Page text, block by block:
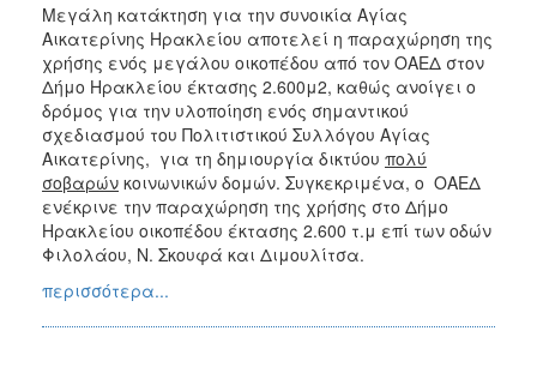
Μεγάλη κατάκτηση για την συνοικία Αγίας
Αικατερίνης Ηρακλείου αποτελεί η παραχώρηση της
χρήσης ενός μεγάλου οικοπέδου από τον ΟΑΕΔ στον
Δήμο Ηρακλείου έκτασης 2.600μ2, καθώς ανοίγει ο
δρόμος για την υλοποίηση ενός σημαντικού
σχεδιασμού του Πολιτιστικού Συλλόγου Αγίας
Αικατερίνης, για τη δημιουργία δικτύου πολύ
σοβαρών κοινωνικών δομών. Συγκεκριμένα, ο ΟΑΕΔ
ενέκρινε την παραχώρηση της χρήσης στο Δήμο
Ηρακλείου οικοπέδου έκτασης 2.600 τ.μ επί των οδών
Φιλολάου, Ν. Σκουφά και Διμουλίτσα.
περισσότερα...